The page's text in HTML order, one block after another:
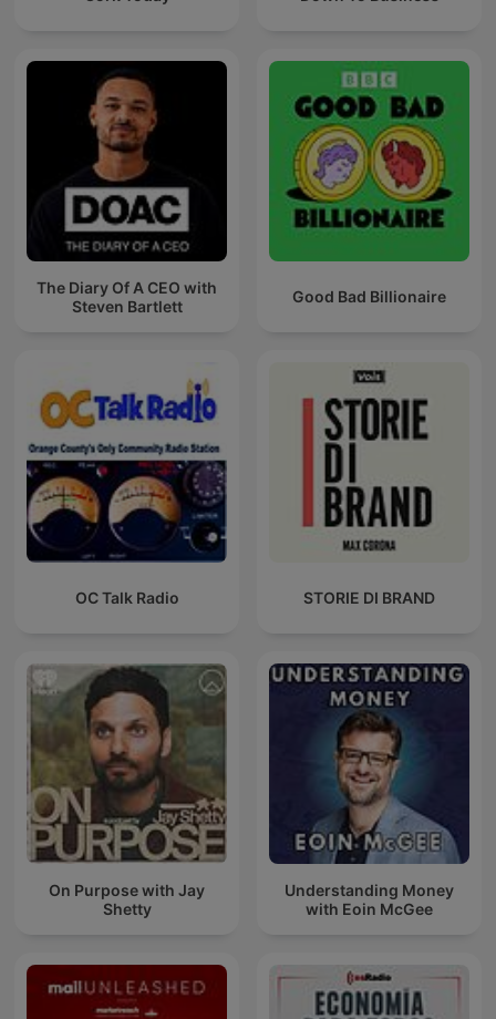
The Diary Of A CEO with
Steven Bartlett
Good Bad Billionaire
OC Talk Radio STORIE DI BRAND
On Purpose with Jay
Shetty
Understanding Money
with Eoin McGee